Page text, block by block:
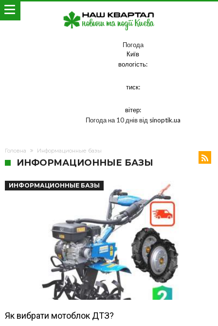
Погода
Київ
вологість:
тиск:
вітер:
Погода на 10 днів від sinoptik.ua
Головна Информационные базы
ИНФОРМАЦИОННЫЕ БАЗЫ
ИНФОРМАЦИОННЫЕ БАЗЫ
Як вибрати мотоблок ДТЗ?